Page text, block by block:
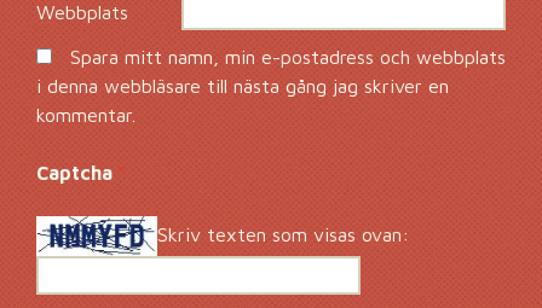
Webbplats
Spara mitt namn, min e-postadress och webbplats
i denna webbläsare till nästa gång jag skriver en
kommentar.
Captcha *
Skriv texten som visas ovan: